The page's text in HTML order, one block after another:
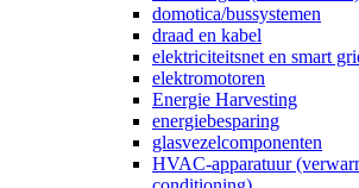
domotica/bussystemen
draad en kabel
elektriciteitsnet en smart
elektromotoren
Energie Harvesting
energiebesparing
glasvezelcomponenten
HVAC-apparatuur